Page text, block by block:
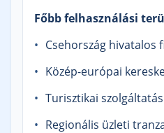
Főbb felhasználási
Csehország hivatalos
Közép-európai
Turisztikai
Regionális üzleti